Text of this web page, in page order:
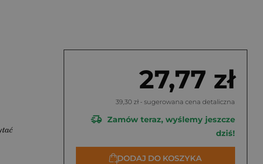
27,77 zł
39,30 zł - sugerowana cena detaliczna
Zamów teraz, wyślemy jeszcze
dziś!
DODAJ DO KOSZYKA